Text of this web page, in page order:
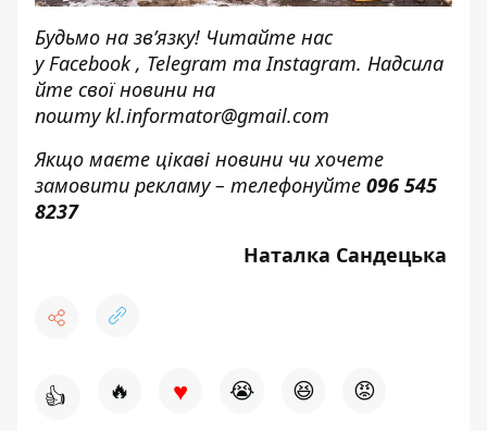
Будьмо на зв’язку! Читайте нас
уFacebook, Telegram таInstagram. Надсила
йте свої новини на
поштуkl.informator@gmail.com
Якщо маєте цікаві новини чи хочете
замовити рекламу – телефонуйте 096 545
8237
Наталка Сандецька
👍 🔥 ♥ 😭 😆 😡